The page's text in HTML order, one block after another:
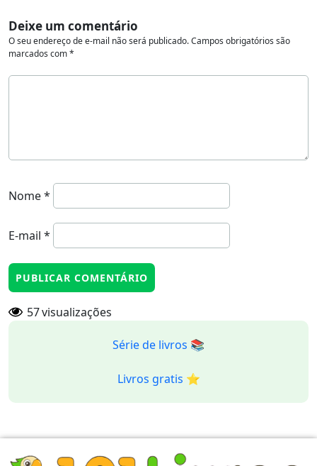
Deixe um comentário
O seu endereço de e-mail não será publicado.Campos obrigatórios são
marcados com*
Nome*
E-mail *
57visualizações
Série de livros 📚
Livros gratis ⭐️